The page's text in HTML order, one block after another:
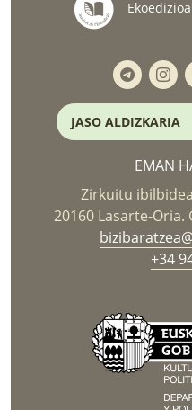
JASO ALDIZKARIA
EMAN
Zirkuitu
20160 Lasarte-Oria.
+34